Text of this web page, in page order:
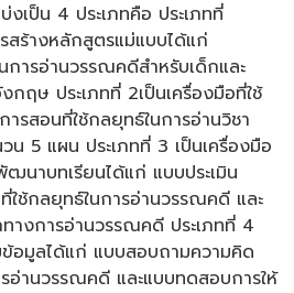
งเป็น 4 ประเภทคือ ประเภทที่
สร้างหลักสูตรแม่แบบได้แก่
การอ่านวรรณคดีสำหรับเด็กและ
กฤษ ประเภทที่ 2เป็นเครื่องมือที่ใช้
รสอนที่ใช้กลยุทธ์ในการอ่านวิชา
5 แผน ประเภทที่ 3 เป็นเครื่องมือ
ฒนาบทเรียนได้แก่ แบบประเมิน
ใช้กลยุทธ์ในการอ่านวรรณคดี และ
ทางการอ่านวรรณคดี ประเภทที่ 4
ข้อมูลได้แก่ แบบสอบถามความคิด
อ่านวรรณคดี และแบบทดสอบการให้